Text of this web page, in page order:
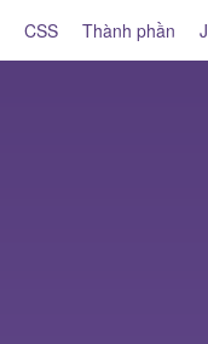
CSS Thành phần